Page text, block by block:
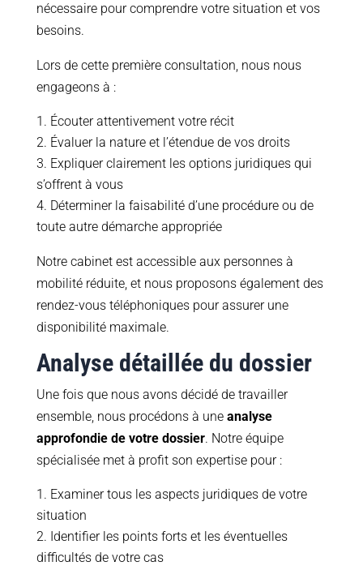
nécessaire pour comprendre votre situation et vos
besoins.
Lors de cette première consultation, nous nous
engageons à :
Écouter attentivement votre récit
Évaluer la nature et l’étendue de vos droits
Expliquer clairement les options juridiques qui
s’offrent à vous
Déterminer la faisabilité d’une procédure ou de
toute autre démarche appropriée
Notre cabinet est accessible aux personnes à
mobilité réduite, et nous proposons également des
rendez-vous téléphoniques pour assurer une
disponibilité maximale.
Analyse détaillée du dossier
Une fois que nous avons décidé de travailler
ensemble, nous procédons à une analyse
approfondie de votre dossier. Notre équipe
spécialisée met à profit son expertise pour :
Examiner tous les aspects juridiques de votre
situation
Identifier les points forts et les éventuelles
difficultés de votre cas